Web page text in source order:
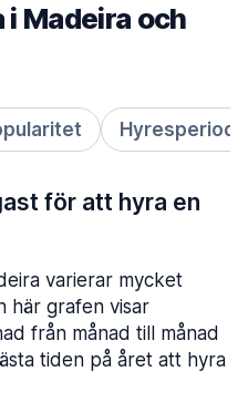
i Madeira och
Hyresperiod
för att hyra en
varierar mycket
här grafen visar
från månad till månad
tiden på året att hyra